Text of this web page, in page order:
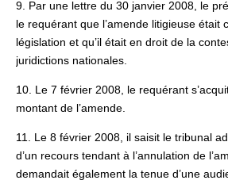
9. Par une lettre du 30 janvier 2008, le
le requérant que l’amende litigieuse était
législation et qu’il était en droit de la
juridictions nationales.
10. Le 7 février 2008, le requérant
montant de l’amende.
11. Le 8 février 2008, il saisit le tribunal
d’un recours tendant à l’annulation de
demandait également la tenue d’une